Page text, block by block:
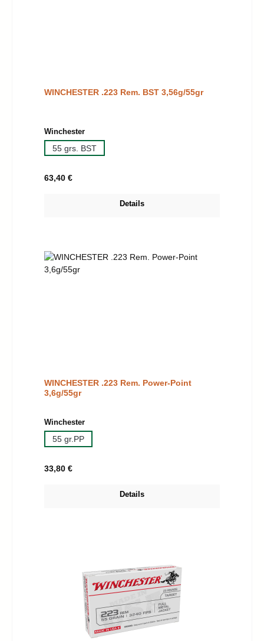
WINCHESTER .223 Rem. BST 3,56g/55gr
Winchesterauswählen
55 grs. BST
Regulärer Preis:
63,40 €
Details
WINCHESTER .223 Rem. Power-Point
3,6g/55gr
Winchesterauswählen
55 gr.PP
Regulärer Preis:
33,80 €
Details